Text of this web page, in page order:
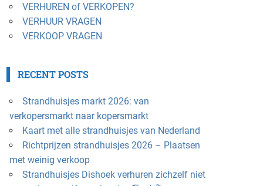
VERHUREN of VERKOPEN?
VERHUUR VRAGEN
VERKOOP VRAGEN
RECENT POSTS
Strandhuisjes markt 2026: van
verkopersmarkt naar kopersmarkt
Kaart met alle strandhuisjes van Nederland
Richtprijzen strandhuisjes 2026 – Plaatsen
met weinig verkoop
Strandhuisjes Dishoek verhuren zichzelf niet